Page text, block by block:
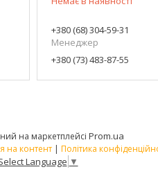
+380 (68) 304-59-31
Менеджер
+380 (73) 483-87-55
на маркетплейсі Prom.ua
на контент | Політика
Language ▼